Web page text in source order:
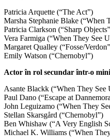
Patricia Arquette (“The Act”)
Marsha Stephanie Blake (“When
Patricia Clarkson (“Sharp
Vera Farmiga (“When They See
Margaret Qualley (“Fosse/
Emily Watson (“Chernobyl”)
Actor în rol secundar într-o
Asante Blackk (“When They See
Paul Dano (“Escape at
John Leguizamo (“When They
Stellan Skarsgård (“Chernobyl”)
Ben Whishaw (“A Very English
Michael K. Williams (“When